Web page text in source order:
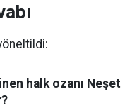
halk ozanı Neşet